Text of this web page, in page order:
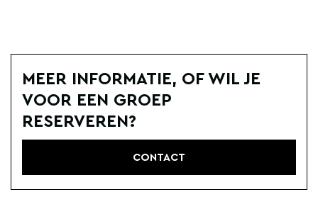
MEER INFORMATIE, OF WIL JE
VOOR EEN GROEP
RESERVEREN?
CONTACT